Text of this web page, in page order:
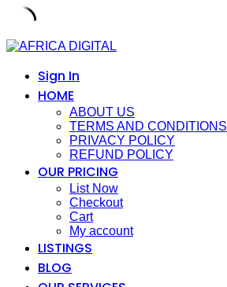
Skip
contentSign In
HOME
ABOUT US
TERMS AND CONDITIONS
PRIVACY POLICY
REFUND POLICY
OUR PRICING
List Now
Checkout
Cart
My account
LISTINGS
BLOG